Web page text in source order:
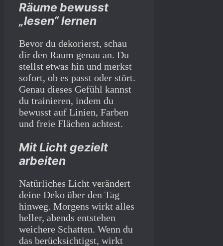
Räume bewusst
„lesen“ lernen
Bevor du dekorierst, schau
dir den Raum genau an. Du
stellst etwas hin und merkst
sofort, ob es passt oder stört.
Genau dieses Gefühl kannst
du trainieren, indem du
bewusst auf Linien, Farben
und freie Flächen achtest.
Mit Licht gezielt
arbeiten
Natürliches Licht verändert
deine Deko über den Tag
hinweg. Morgens wirkt alles
heller, abends entstehen
weichere Schatten. Wenn du
das berücksichtigst, wirkt